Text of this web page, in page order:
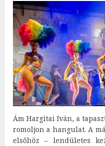
Ám Hargitai Iván, a
romoljon a hangulat. A
elsőhöz – lendületes